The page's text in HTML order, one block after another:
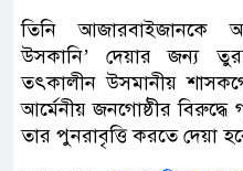
তিনি আজারবাইজানকে
উসকানি’ দেয়ার জন্য
তৎকালীন উসমানীয়
আর্মেনীয় জনগোষ্ঠীর বিরুদ্ধে
তার পুনরাবৃত্তি করতে দেয়া